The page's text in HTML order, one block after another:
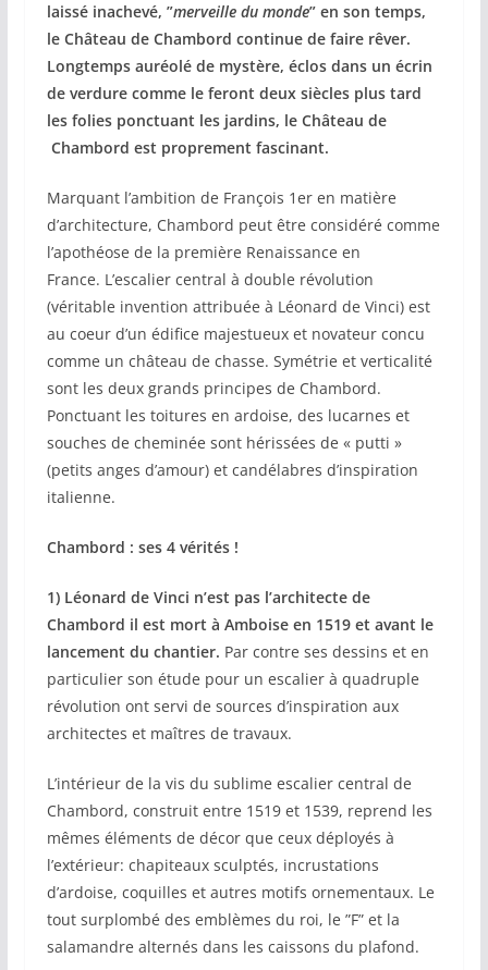
laissé inachevé, ”merveille du monde” en son temps,
le Château de Chambord continue de faire rêver.
Longtemps auréolé de mystère, éclos dans un écrin
de verdure comme le feront deux siècles plus tard
les folies ponctuant les jardins, le Château de
Chambord est proprement fascinant.
Marquant l’ambition de François 1er en matière
d’architecture, Chambord peut être considéré comme
l’apothéose de la première Renaissance en
France. L’escalier central à double révolution
(véritable invention attribuée à Léonard de Vinci) est
au coeur d’un édifice majestueux et novateur concu
comme un château de chasse. Symétrie et verticalité
sont les deux grands principes de Chambord.
Ponctuant les toitures en ardoise, des lucarnes et
souches de cheminée sont hérissées de « putti »
(petits anges d’amour) et candélabres d’inspiration
italienne.
Chambord : ses 4 vérités !
1) Léonard de Vinci n’est pas l’architecte de
Chambord il est mort à Amboise en 1519 et avant le
lancement du chantier. Par contre ses dessins et en
particulier son étude pour un escalier à quadruple
révolution ont servi de sources d’inspiration aux
architectes et maîtres de travaux.
L’intérieur de la vis du sublime escalier central de
Chambord, construit entre 1519 et 1539, reprend les
mêmes éléments de décor que ceux déployés à
l’extérieur: chapiteaux sculptés, incrustations
d’ardoise, coquilles et autres motifs ornementaux. Le
tout surplombé des emblèmes du roi, le ”F” et la
salamandre alternés dans les caissons du plafond.